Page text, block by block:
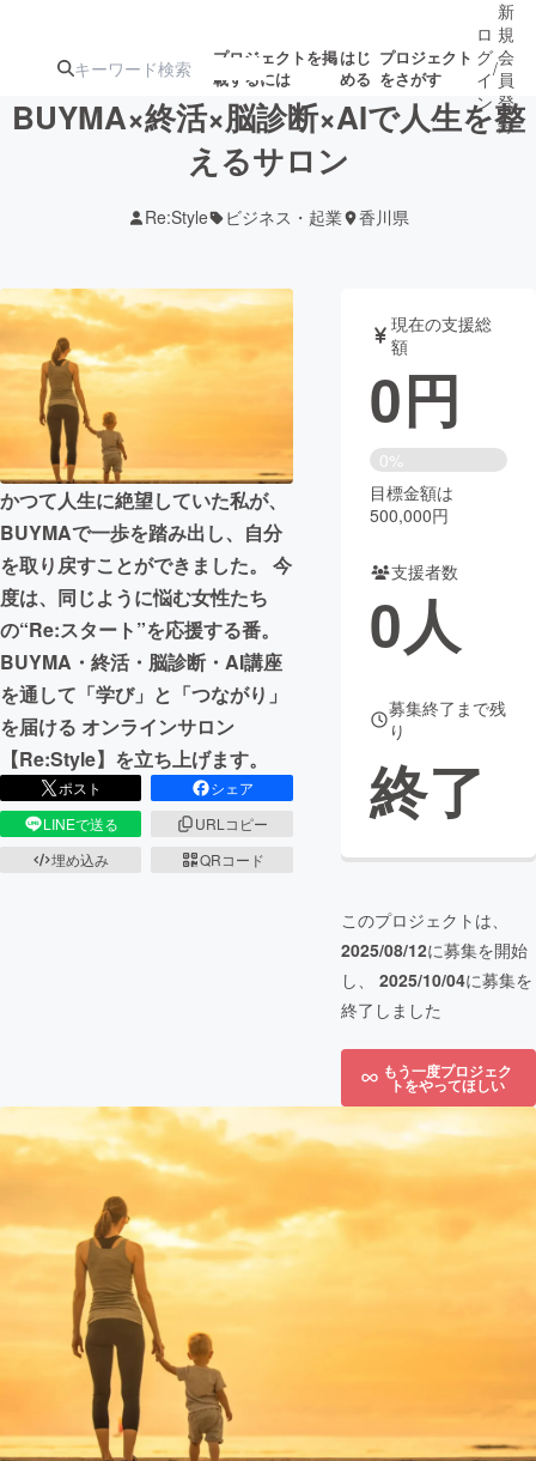
プロジェクトを掲
載するには
はじ
める
プロジェクト
をさがす
ターン
ジェクト
募集終了が近いプ
ロジェクト
アート・写真 音楽
テクノロジー・ガジェット ゲーム・サ
映像・映画 書籍・雑誌
ビジネス・起業 チャレンジ
まちづくり・地域活性化
CAMPFIRE for Social Good
CAMPFIRE Creation
CAMPFIREふるさと納税
ロ
グ
イ
ン
/
新
規
会
員
登
録
BUYMA×終活×脳診断×AIで人生を整
えるサロン
Re:Style ビジネス・起業 香川県
かつて人生に絶望していた私が、
BUYMAで一歩を踏み出し、自分
を取り戻すことができました。 今
度は、同じように悩む女性たち
の“Re:スタート”を応援する番。
BUYMA・終活・脳診断・AI講座
を通して「学び」と「つながり」
を届ける オンラインサロン
【Re:Style】を立ち上げます。
ポスト
シェア
LINEで送る
URLコピー
埋め込み
QRコード
現在の支援総
額
0円
0%
目標金額は
500,000円
支援者数
0人
募集終了まで残
り
終了
このプロジェクトは、
2025/08/12に募集を開始
し、 2025/10/04に募集を
終了しました
もう一度プロジェク
トをやってほしい